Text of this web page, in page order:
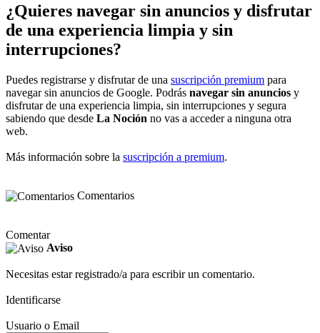
¿Quieres navegar sin anuncios y disfrutar
de una experiencia limpia y sin
interrupciones?
Puedes registrarse y disfrutar de una suscripción premium para
navegar sin anuncios de Google. Podrás navegar sin anuncios y
disfrutar de una experiencia limpia, sin interrupciones y segura
sabiendo que desde La Noción no vas a acceder a ninguna otra
web.
Más información sobre la suscripción a premium.
Comentarios
Comentar
Aviso
Necesitas estar registrado/a para escribir un comentario.
Identificarse
Usuario o Email